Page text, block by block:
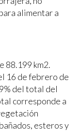
alimentar a
88.199 km2.
16 de febrero de
del total del
corresponde a
esteros y